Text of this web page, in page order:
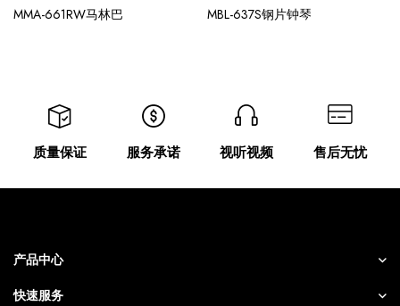
MMA-661RW马林巴 MBL-637S钢片钟琴
质量保证 服务承诺 视听视频 售后无忧
产品中心
快速服务